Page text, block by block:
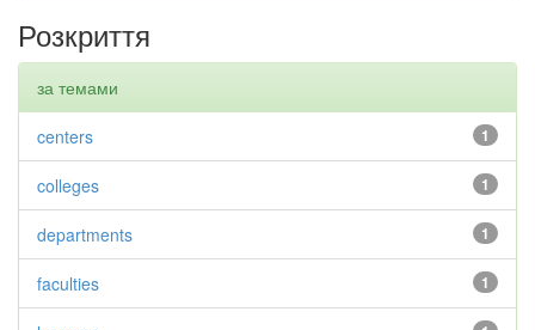
Розкриття
за темами
1
centers
1
colleges
1
departments
1
faculties